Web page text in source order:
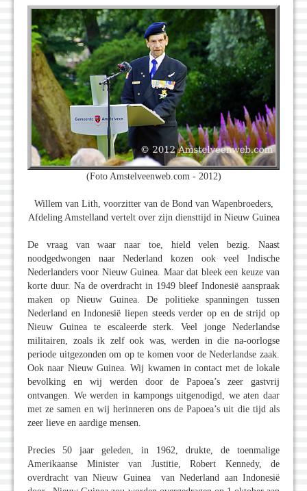
(Foto Amstelveenweb.com - 2012)
Willem van Lith, voorzitter van de Bond van Wapenbroeders,
Afdeling Amstelland vertelt over zijn diensttijd in Nieuw Guinea
De vraag van waar naar toe, hield velen bezig. Naast
noodgedwongen naar Nederland kozen ook veel Indische
Nederlanders voor Nieuw Guinea. Maar dat bleek een keuze van
korte duur. Na de overdracht in 1949 bleef Indonesië aanspraak
maken op Nieuw Guinea. De politieke spanningen tussen
Nederland en Indonesië liepen steeds verder op en de strijd op
Nieuw Guinea te escaleerde sterk. Veel jonge Nederlandse
militairen, zoals ik zelf ook was, werden in die na-oorlogse
periode uitgezonden om op te komen voor de Nederlandse zaak.
Ook naar Nieuw Guinea. Wij kwamen in contact met de lokale
bevolking en wij werden door de Papoea’s zeer gastvrij
ontvangen. We werden in kampongs uitgenodigd, we aten daar
met ze samen en wij herinneren ons de Papoea’s uit die tijd als
zeer lieve en aardige mensen.
Precies 50 jaar geleden, in 1962, drukte, de toenmalige
Amerikaanse Minister van Justitie, Robert Kennedy, de
overdracht van Nieuw Guinea van Nederland aan Indonesië